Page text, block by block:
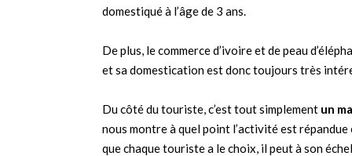
domestiqué à l’âge de 3 ans.
De plus, le commerce d’ivoire et de peau
et sa domestication est donc toujours très
Du côté du touriste, c’est tout simplement un
nous montre à quel point l’activité est
que chaque touriste a le choix, il peut à son